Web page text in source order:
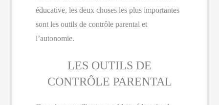
éducative, les deux choses les plus importantes
sont les outils de contrôle parental et
l’autonomie.
LES OUTILS DE
CONTRÔLE PARENTAL